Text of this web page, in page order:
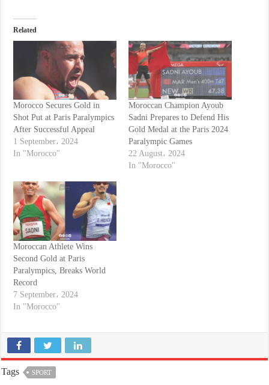
Related
Morocco Secures Gold in
Shot Put at Paris Paralympics
After Successful Appeal
1 September، 2024
In "Morocco"
Moroccan Champion Ayoub
Sadni Prepares to Defend His
Gold Medal at the Paris 2024
Paralympic Games
22 August، 2024
In "Morocco"
Moroccan Athlete Wins
Second Gold at Paris
Paralympics, Breaks World
Record
7 September، 2024
In "Morocco"
Tags SPORT